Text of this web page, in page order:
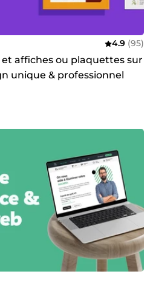
4.9 (95)
et affiches ou plaquettes sur
unique & professionnel